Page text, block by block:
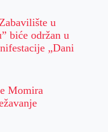
u
biće održan u
„Dani
Momira